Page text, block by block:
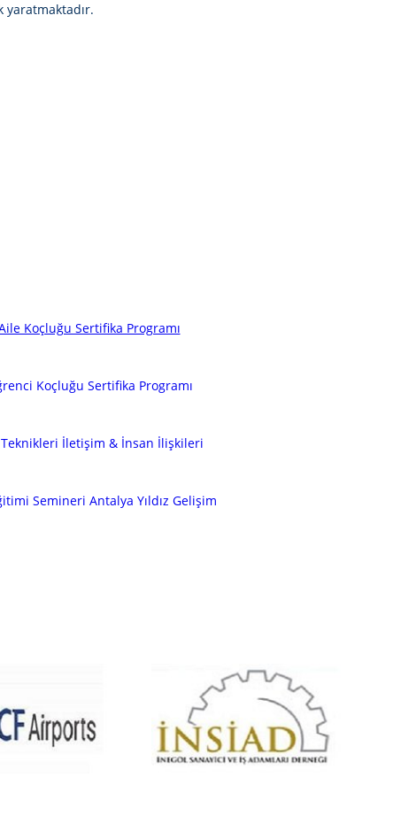
Koçluğu Sertifika Programı
Koçluğu Sertifika Programı
Teknikleri İletişim & İnsan İlişkileri
Semineri Antalya Yıldız Gelişim